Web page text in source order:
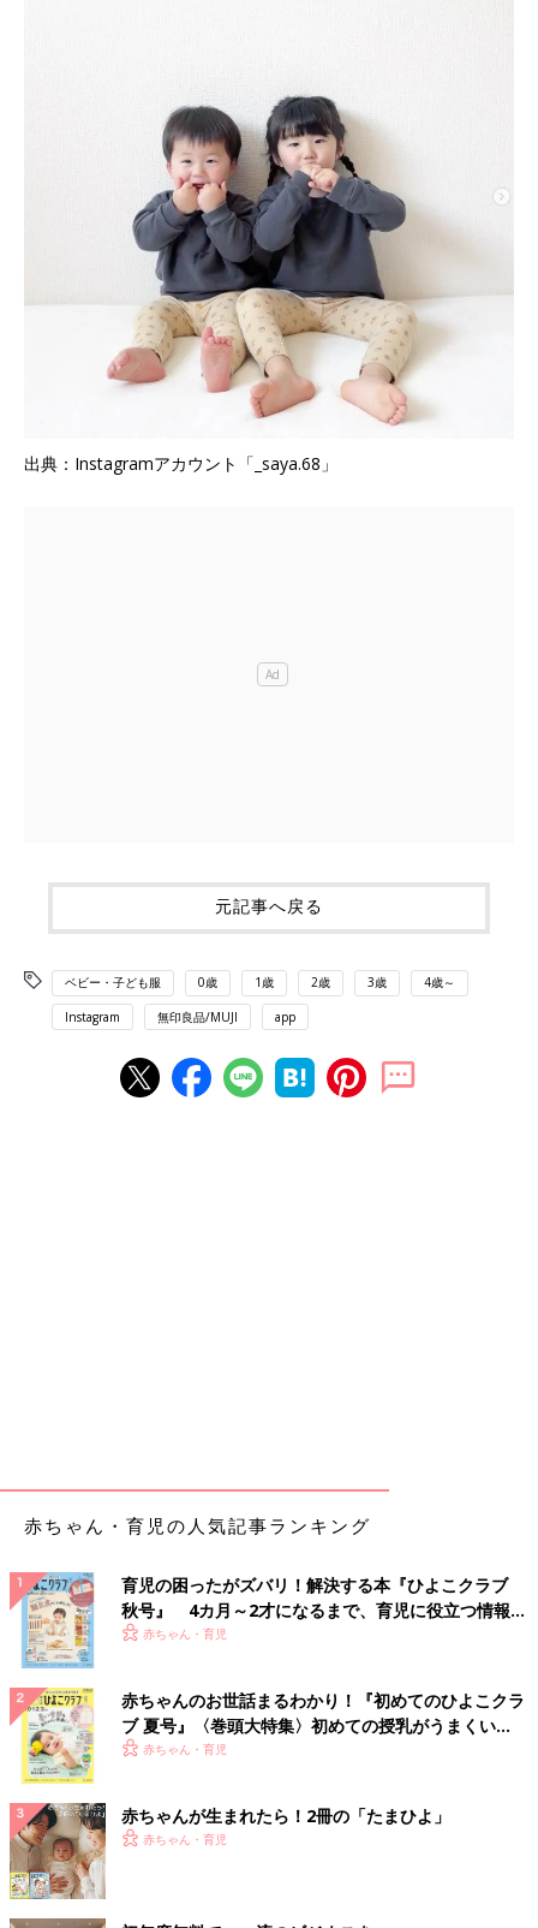
出典：Instagramアカウント「_saya.68」
元記事へ戻る
ベビー・子ども服 0歳 1歳 2歳 3歳 4歳～
Instagram 無印良品/MUJI app
赤ちゃん・育児の人気記事ランキング
育児の困ったがズバリ！解決する本『ひよこクラブ
秋号』 4カ月～2才になるまで、育児に役立つ情報が
いっぱい！
赤ちゃん・育児
赤ちゃんのお世話まるわかり！『初めてのひよこクラ
ブ 夏号』〈巻頭大特集〉初めての授乳がうまくい
く！ おっぱい・ミルクの基本と夏のトラブル 解決テ
赤ちゃん・育児
赤ちゃんが生まれたら！2冊の「たまひよ」
赤ちゃん・育児